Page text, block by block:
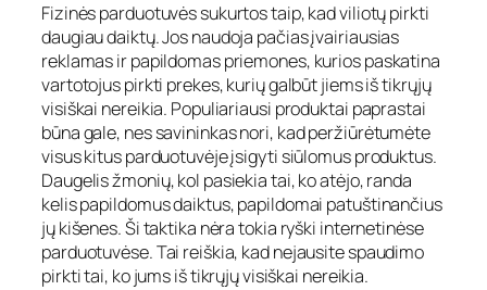
Fizinės parduotuvės sukurtos taip, kad viliotų pirkti
daugiau daiktų. Jos naudoja pačias įvairiausias
reklamas ir papildomas priemones, kurios paskatina
vartotojus pirkti prekes, kurių galbūt jiems iš tikrųjų
visiškai nereikia. Populiariausi produktai paprastai
būna gale, nes savininkas nori, kad peržiūrėtumėte
visus kitus parduotuvėje įsigyti siūlomus produktus.
Daugelis žmonių, kol pasiekia tai, ko atėjo, randa
kelis papildomus daiktus, papildomai patuštinančius
jų kišenes. Ši taktika nėra tokia ryški internetinėse
parduotuvėse. Tai reiškia, kad nejausite spaudimo
pirkti tai, ko jums iš tikrųjų visiškai nereikia.